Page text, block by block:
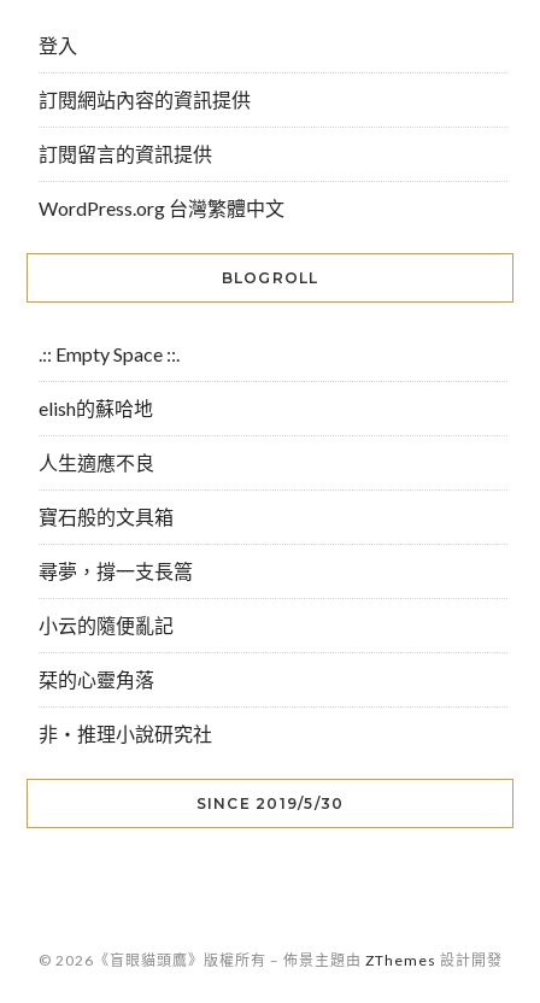
登入
訂閱網站內容的資訊提供
訂閱留言的資訊提供
WordPress.org 台灣繁體中文
BLOGROLL
.:: Empty Space ::.
elish的蘇哈地
人生適應不良
寶石般的文具箱
尋夢，撐一支長篙
小云的隨便亂記
栞的心靈角落
非‧推理小說研究社
SINCE 2019/5/30
© 2026《盲眼貓頭鷹》版權所有 – 佈景主題由 ZThemes 設計開發